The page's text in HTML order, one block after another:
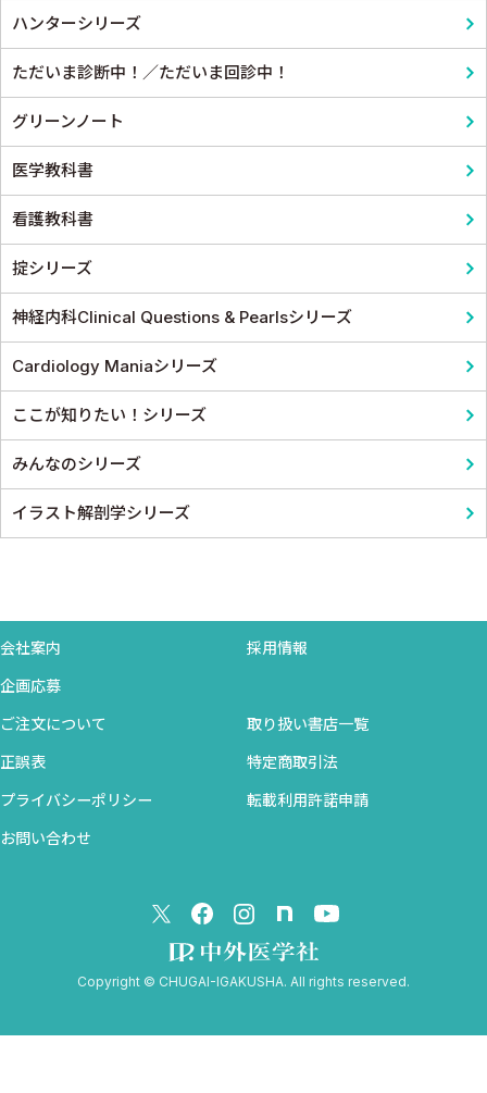
ハンターシリーズ
ただいま診断中！／ただいま回診中！
グリーンノート
医学教科書
看護教科書
掟シリーズ
神経内科Clinical Questions & Pearlsシリーズ
Cardiology Maniaシリーズ
ここが知りたい！シリーズ
みんなのシリーズ
イラスト解剖学シリーズ
会社案内 採用情報
企画応募
ご注文について 取り扱い書店一覧
正誤表 特定商取引法
プライバシーポリシー 転載利用許諾申請
お問い合わせ
Copyright © CHUGAI-IGAKUSHA. All rights reserved.